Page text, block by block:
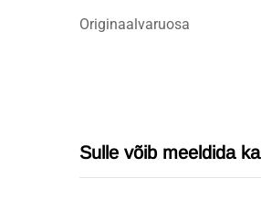
Originaalvaruosa
Sulle võib meeldida ka